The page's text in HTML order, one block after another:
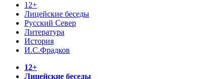
12+
Лицейские беседы
Русский Север
Литература
История
И.С.Фрадков
12+
Лицейские беседы